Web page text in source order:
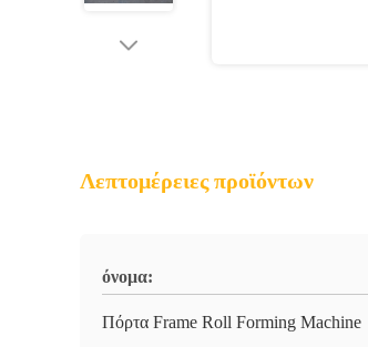
Λεπτομέρειες προϊόντων
όνομα:
Πόρτα Frame Roll Forming Machine